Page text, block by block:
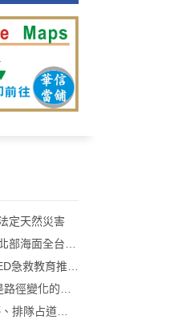
定天然災害
台都有降雨機會
推廣 奪全國第一
的關鍵轉折點
亂象有望改善